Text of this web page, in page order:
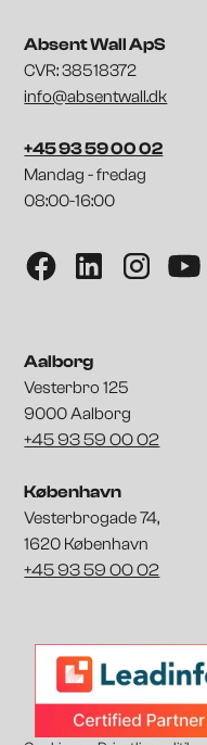
Absent Wall ApS
CVR: 38518372
info@absentwall.dk
+45 93 59 00 02
Mandag - fredag
08:00-16:00
Aalborg
Vesterbro 125
9000 Aalborg
+45 93 59 00 02
København
Vesterbrogade 74,
1620 København
+45 93 59 00 02